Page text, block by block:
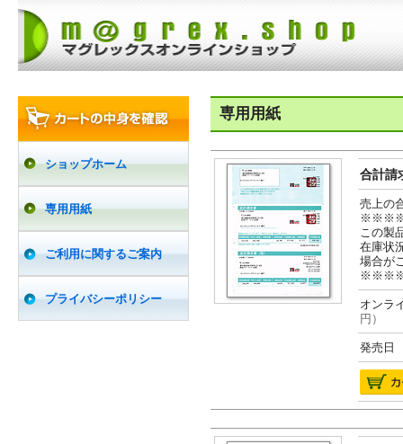
ショップホーム
専用用紙
ご利用に関するご案内
プライバシーポリシー
専用用紙
合計請
売上の
この製
在庫状
場合が
オン
円）
発売日